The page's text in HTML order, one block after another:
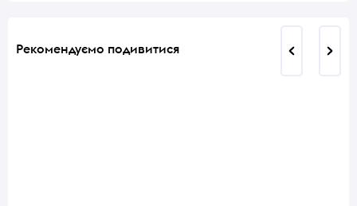
Рекомендуємо подивитися